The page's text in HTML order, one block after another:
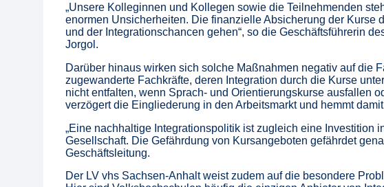
„Unsere Kolleginnen und Kollegen sowie die Teilnehmenden
enormen Unsicherheiten. Die finanzielle Absicherung der Kurse
und der Integrationschancen gehen“, so die Geschäftsführerin
Jorgol.
Darüber hinaus wirken sich solche Maßnahmen negativ auf die
zugewanderte Fachkräfte, deren Integration durch die Kurse
nicht entfalten, wenn Sprach- und Orientierungskurse ausfallen
verzögert die Eingliederung in den Arbeitsmarkt und hemmt
„Eine nachhaltige Integrationspolitik ist zugleich eine Investition
Gesellschaft. Die Gefährdung von Kursangeboten gefährdet
Geschäftsleitung.
Der LV vhs Sachsen-Anhalt weist zudem auf die besondere